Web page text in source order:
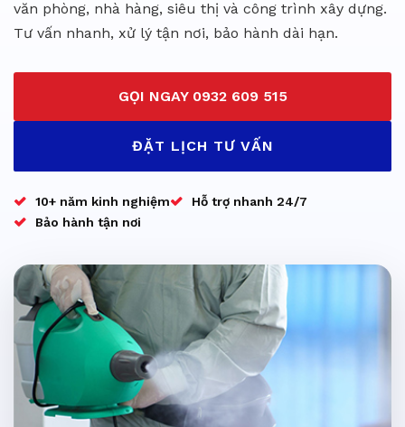
văn phòng, nhà hàng, siêu thị và công trình xây dựng.
Tư vấn nhanh, xử lý tận nơi, bảo hành dài hạn.
GỌI NGAY 0932 609 515
ĐẶT LỊCH TƯ VẤN
10+ năm kinh nghiệm
Hỗ trợ nhanh 24/7
Bảo hành tận nơi